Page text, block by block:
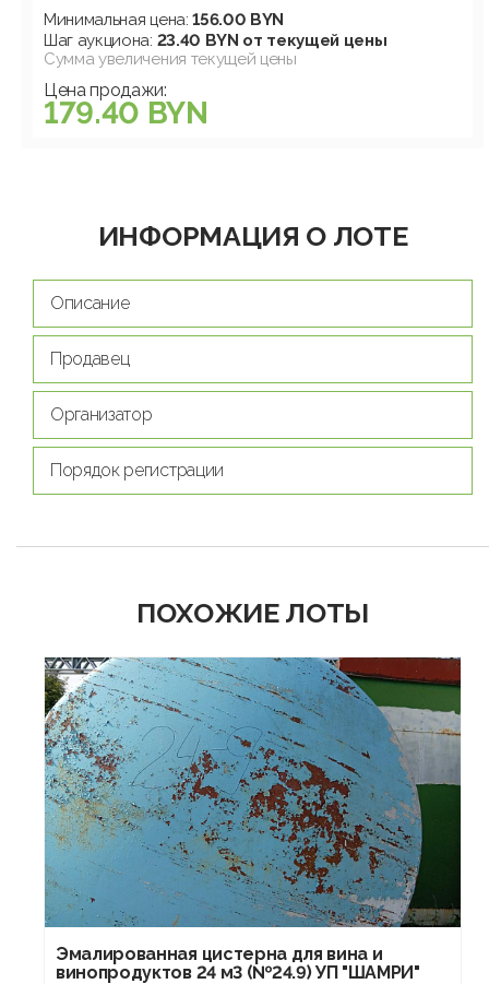
Минимальная цена:156.00 BYN
Шаг аукциона: 23.40 BYN от текущей цены
Сумма увеличения текущей цены
Цена продажи:
179.40 BYN
ИНФОРМАЦИЯ О ЛОТЕ
Описание
Продавец
Организатор
Порядок регистрации
ПОХОЖИЕ ЛОТЫ
Эмалированная цистерна для вина и
винопродуктов 24 м3 (№24.9) УП "ШАМРИ"